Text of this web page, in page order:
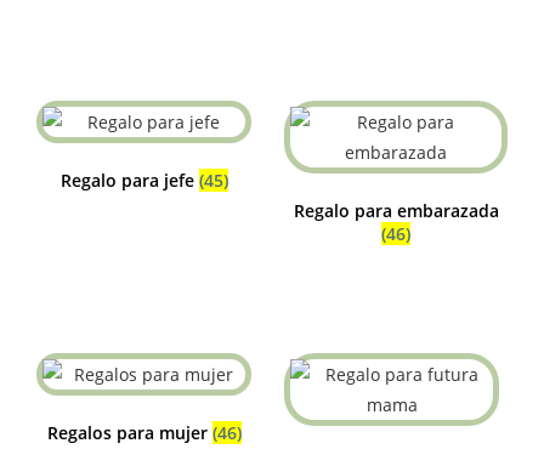
Regalo para jefe (45)
Regalo para embarazada
(46)
Regalos para mujer (46)